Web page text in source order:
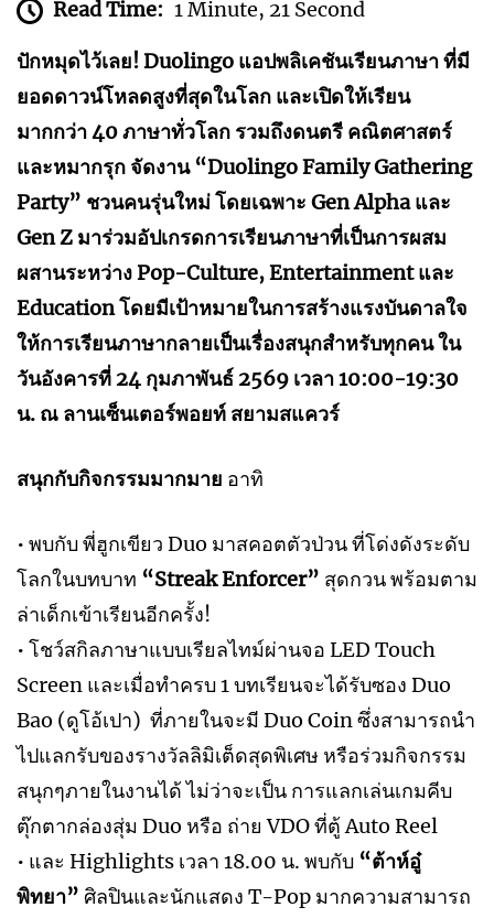
Read Time: 1 Minute, 21 Second
ปักหมุดไว้เลย! Duolingo แอปพลิเคชันเรียนภาษา ที่มี
ยอดดาวน์โหลดสูงที่สุดในโลก และเปิดให้เรียน
มากกว่า 40 ภาษาทั่วโลก รวมถึงดนตรี คณิตศาสตร์
และหมากรุก จัดงาน “Duolingo Family Gathering
Party” ชวนคนรุ่นใหม่ โดยเฉพาะ Gen Alpha และ
Gen Z มาร่วมอัปเกรดการเรียนภาษาที่เป็นการผสม
ผสานระหว่าง Pop-Culture, Entertainment และ
Education โดยมีเป้าหมายในการสร้างแรงบันดาลใจ
ให้การเรียนภาษากลายเป็นเรื่องสนุกสำหรับทุกคน ใน
วันอังคารที่ 24 กุมภาพันธ์ 2569 เวลา 10:00-19:30
น. ณ ลานเซ็นเตอร์พอยท์ สยามสแควร์
สนุกกับกิจกรรมมากมาย อาทิ
• พบกับ พี่ฮูกเขียว Duo มาสคอตตัวป่วน ที่โด่งดังระดับ
โลกในบทบาท “Streak Enforcer” สุดกวน พร้อมตาม
ล่าเด็กเข้าเรียนอีกครั้ง!
• โชว์สกิลภาษาแบบเรียลไทม์ผ่านจอ LED Touch
Screen และเมื่อทำครบ 1 บทเรียนจะได้รับซอง Duo
Bao (ดูโอ้เปา) ที่ภายในจะมี Duo Coin ซึ่งสามารถนำ
ไปแลกรับของรางวัลลิมิเต็ดสุดพิเศษ หรือร่วมกิจกรรม
สนุกๆภายในงานได้ ไม่ว่าจะเป็น การแลกเล่นเกมคีบ
ตุ๊กตากล่องสุ่ม Duo หรือ ถ่าย VDO ที่ตู้ Auto Reel
• และ Highlights เวลา 18.00 น. พบกับ “ต้าห์อู๋
พิทยา” ศิลปินและนักแสดง T-Pop มากความสามารถ